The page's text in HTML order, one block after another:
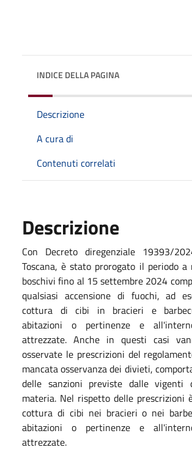
INDICE DELLA PAGINA
Descrizione
A cura di
Contenuti correlati
Descrizione
Con Decreto diregenziale 19393/
Toscana, è stato prorogato il periodo a
boschivi fino al 15 settembre 2024
qualsiasi accensione di fuochi, ad
cottura di cibi in bracieri e
abitazioni o pertinenze e
attrezzate. Anche in questi casi
osservate le prescrizioni del
mancata osservanza dei divieti,
delle sanzioni previste dalle vigenti
materia. Nel rispetto delle prescrizioni
cottura di cibi nei bracieri o nei
abitazioni o pertinenze e
attrezzate.